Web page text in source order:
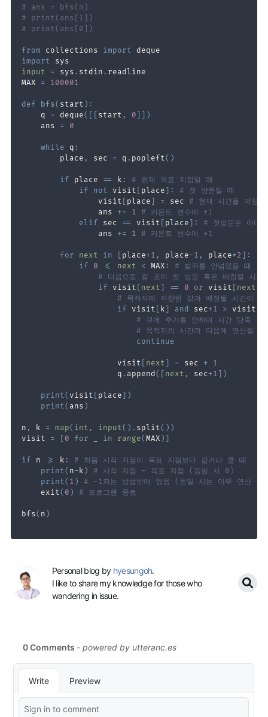
# ans = bfs(n)
# print(ans[1])
# print(ans[0])
from collections import
import
input
= sys . stdin .
MAX = 100001
def bfs( start ) :
    q
= deque( [ [ start , 0 ] ] )
    ans
= 0
while q :
        place
, sec = q . popleft( )
if place == k :
# 현재 목표 지점일 때
if
not visit [ place ] :
# 첫 방문일 때
                visit
[ place ] = sec # 현재 시간을 저장
                ans
+= 1
# 카운트 변수에 +1
elif sec == visit [ place ] :
# 첫방문은 아니
                ans
+= 1 # 카운트 변수에 +1
for next in [ place+1 , place-1 , place*2 ] :
if
0 <= next < MAX :
# 범위를 안넘었을 때
# 다음으로 갈 곳이 첫 방문 혹은 배정될 시간
if visit [ next ] == 0 or visit [ next
# 목적지에 저장된 값과 배정될 시간이
if visit [ k ] and sec+1 > visit
# 큐에 추가를 안하여 시간 단축
# 목적지의 시간과 다음에 연산될
continue
                    visit
[ next ] = sec +
1
                    q
. append ( [ next , sec+1 ] )
print( visit [ place ] )
print( ans )
n , k = map( int , input( ) . split( ) )
visit = [ 0 for in range(MAX ) ]
if n >= k :
# 처음 시작 지점이 목표 지점보다 같거나 클 때
print( n-k )
# 시작 지점 - 목표 지점 (동일 시 0)
print( 1 )
# -1되는 방법밖에 없음 (동일 시는 아무 연산 안
    exit
( 0 ) # 프로그램 종료
bfs( n )
Personal blog by hyesungoh.
I like to share my knowledge for those who
wandering in issue.